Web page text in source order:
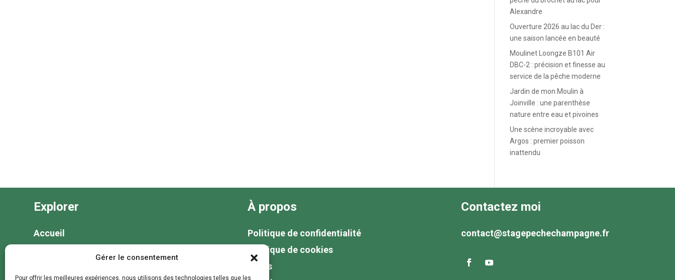
Gérer le consentement
Pour offrir les meilleures expériences, nous utilisons des technologies telles que les
Alexandre
Ouverture 2026 au lac du Der :
une saison lancée en beauté
Moulinet Loongze B101 Air
DBC-2 : précision et finesse au
service de la pêche moderne
Jardin de mon Moulin à
Joinville : une parenthèse
nature entre eau et pivoines
Une scène incroyable avec
Argos : premier poisson
inattendu
Explorer
Accueil
À propos
Politique de confidentialité
Politique de cookies
Tarifs
Contactez moi
contact@stagepechechampagne.fr